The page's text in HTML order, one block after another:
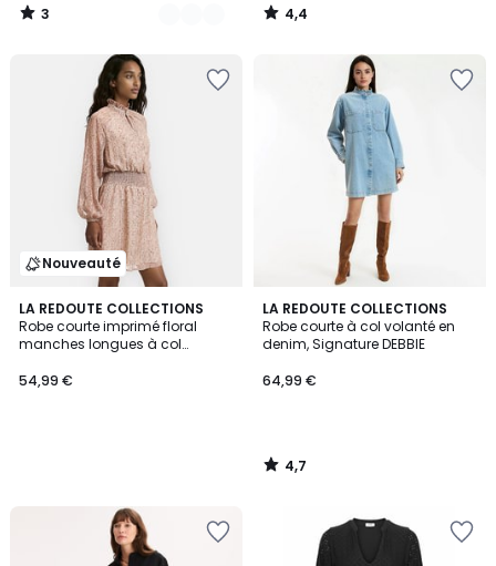
3
/
4,4
/
Nouveauté
LA REDOUTE COLLECTIONS
Robe courte imprimé floral
manches longues à col
54,99 €
LA REDOUTE COLLECTIONS
Robe courte à col volanté en
denim, Signature DEBBIE
64,99 €
4,7
/ 5
4,7
/